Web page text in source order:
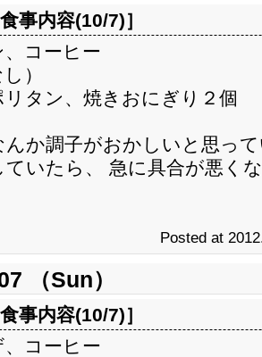
食事内容(10/7)］
コーヒー
）
リタン、焼きおにぎり２個
んか調子がおかしいと思っ
ていたら、 急に具合が悪く
Posted at
（Sun）
食事内容(10/7)］
コーヒー